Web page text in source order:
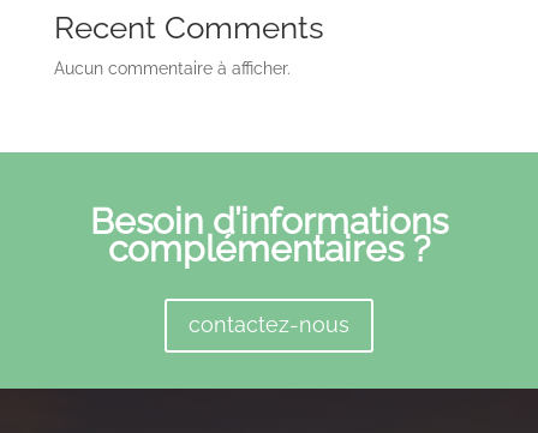
Recent Comments
Aucun commentaire à afficher.
Besoin d’informations
complémentaires ?
contactez-nous